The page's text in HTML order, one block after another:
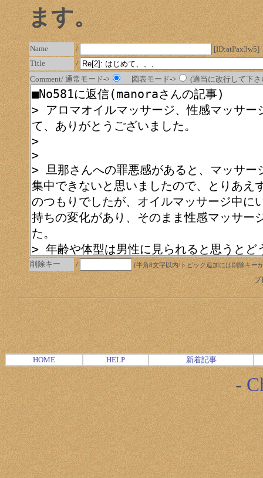
ます。
Name /
[ID:atPax3w5]
Title
/
Comment/ 通常モード->
図表モード-> (適当に改行して下
削除キー / (半角8文字以内/トピック追加には削除キー
プ
HOME HELP 新着記事
-